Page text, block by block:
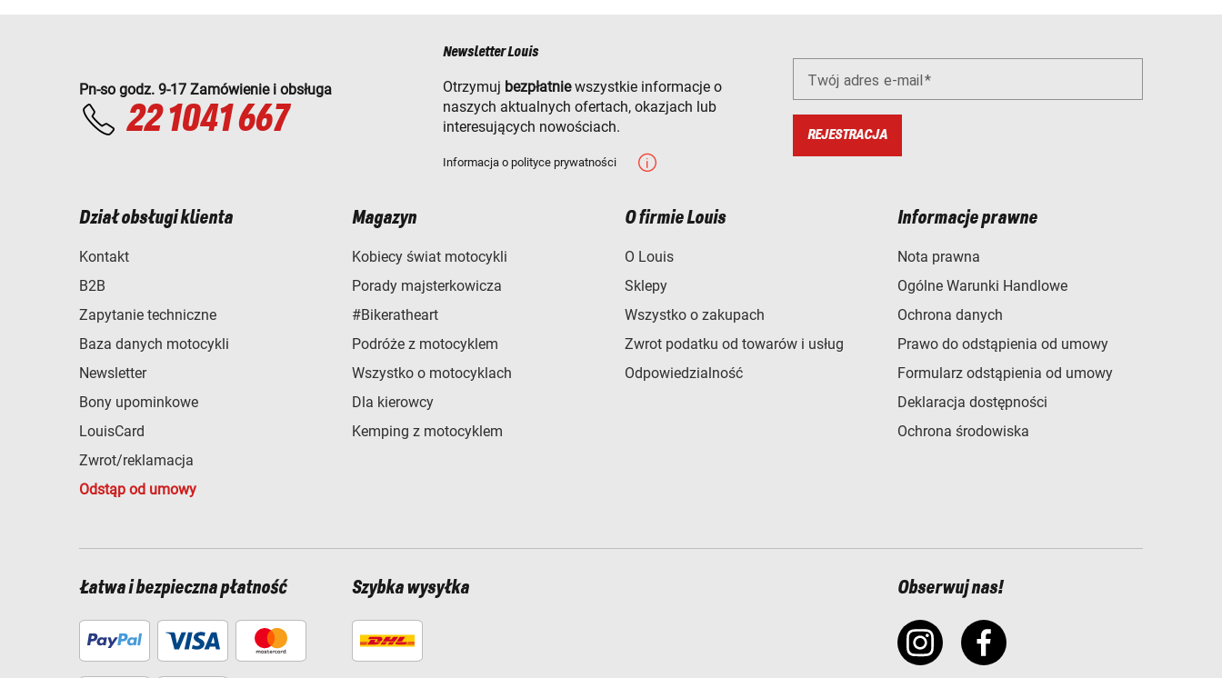
Pn-so godz. 9-17 Zamówienie i obsługa
22 1041 667
Newsletter Louis
Otrzymuj bezpłatniewszystkie informacje o
naszych aktualnych ofertach, okazjach lub
interesujących nowościach.
Informacja o polityce prywatności
Twój adres e-mail
REJESTRACJA
Dział obsługi klienta
Kontakt
B2B
Zapytanie techniczne
Baza danych motocykli
Newsletter
Bony upominkowe
LouisCard
Zwrot/reklamacja
Odstąp od umowy
Magazyn
Kobiecy świat motocykli
Porady majsterkowicza
#Bikeratheart
Podróże z motocyklem
Wszystko o motocyklach
Dla kierowcy
Kemping z motocyklem
O firmie Louis
O Louis
Sklepy
Wszystko o zakupach
Zwrot podatku od towarów i usług
Odpowiedzialność
Informacje prawne
Nota prawna
Ogólne Warunki Handlowe
Ochrona danych
Prawo do odstąpienia od umowy
Formularz odstąpienia od umowy
Deklaracja dostępności
Ochrona środowiska
Łatwa i bezpieczna płatność Szybka wysyłka Obserwuj nas!